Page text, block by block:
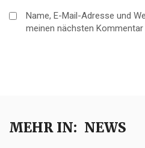
Name, E-Mail-Adresse und
meinen nächsten Kommentar
MEHR IN: NEWS